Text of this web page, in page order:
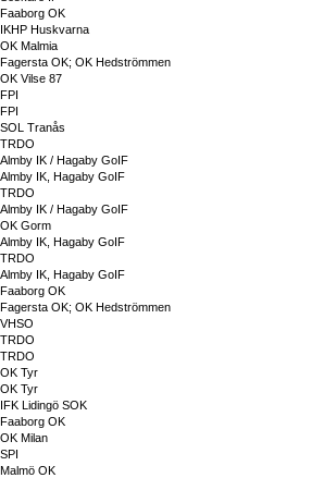
Faaborg OK
IKHP Huskvarna
OK Malmia
Fagersta OK; OK Hedströmmen
OK Vilse 87
FPI
FPI
SOL Tranås
TRDO
Almby IK / Hagaby GoIF
Almby IK, Hagaby GoIF
TRDO
Almby IK / Hagaby GoIF
OK Gorm
Almby IK, Hagaby GoIF
TRDO
Almby IK, Hagaby GoIF
Faaborg OK
Fagersta OK; OK Hedströmmen
VHSO
TRDO
TRDO
OK Tyr
OK Tyr
IFK Lidingö SOK
Faaborg OK
OK Milan
SPI
Malmö OK